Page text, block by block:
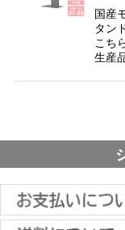
国産
タン
こち
生産